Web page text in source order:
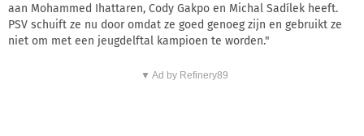
aan Mohammed Ihattaren, Cody Gakpo en Michal Sadílek heeft.
PSV schuift ze nu door omdat ze goed genoeg zijn en gebruikt ze
niet om met een jeugdelftal kampioen te worden."
▼ Ad by Refinery89